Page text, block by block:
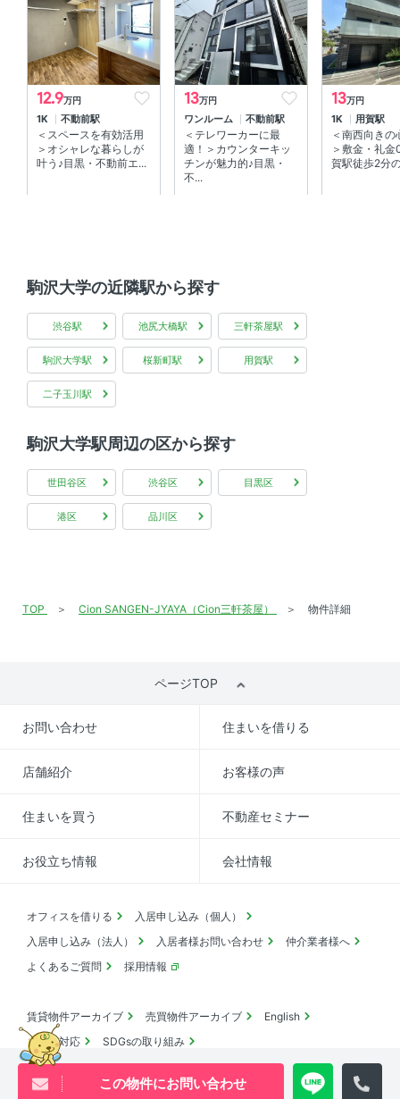
ラ
室内設備
エアコン 、 室内洗濯機置場
部屋の特徴
バルコニー 、 南向き 、 全居室フローリング
インターネット無料 、 分譲賃貸
12.9万円
1K 不動前駅
＜スペースを有効活用
＞オシャレな暮らしが
叶う♪目黒・不動前エ...
13万円
ワンルーム 不動前駅
＜テレワーカーに最
適！＞カウンターキッ
チンが魅力的♪目黒・
不...
13万円
1K 用賀駅
＜南西向きの
＞敷金・礼
賀駅徒歩2分
駒沢大学の近隣駅から探す
渋谷駅 池尻大橋駅 三軒茶屋駅
駒沢大学駅 桜新町駅 用賀駅
二子玉川駅
駒沢大学駅周辺の区から探す
世田谷区 渋谷区 目黒区
港区 品川区
この物件にお問い合わせ
TOP Cion SANGEN-JYAYA（Cion三軒茶屋） 物件詳細
ページTOP
お問い合わせ 住まいを借りる
店舗紹介 お客様の声
住まいを買う 不動産セミナー
お役立ち情報 会社情報
オフィスを借りる
入居申し込み（個人）
入居申し込み（法人）
入居者様お問い合わせ
仲介業者様へ
よくあるご質問
採用情報
賃貸物件アーカイブ 売買物件アーカイブ
English
コロナ対応
SDGsの取り組み